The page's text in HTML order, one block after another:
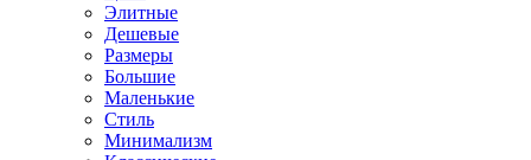
Элитные
Дешевые
Размеры
Большие
Маленькие
Стиль
Минимализм